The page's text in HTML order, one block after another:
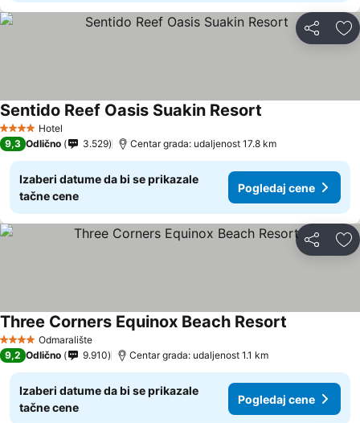
Deli
4 ZvezdiceHotel
Sentido Reef Oasis Suakin Resort
9,3 Odlično 3.529 Centar grada: udaljenost 17.8 km
Izaberi datume da bi se prikazale
tačne cene
Pogledaj cene
Deli
4 ZvezdiceOdmaralište
Three Corners Equinox Beach Resort
9,2 Odlično 9.910 Centar grada: udaljenost 1.1 km
Izaberi datume da bi se prikazale
tačne cene
Pogledaj cene